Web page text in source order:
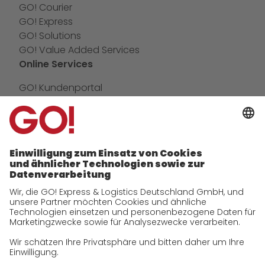
GO! Courier
GO! Express
GO! Solutions
GO! Value Added Services
Online Services
GO! Kundenportal
App
Newswall
Unternehmen
zukunftssichere Arbeitskultur bei GO!
Historie
CSR
Qualität
Zertifizierungen
Referenzen